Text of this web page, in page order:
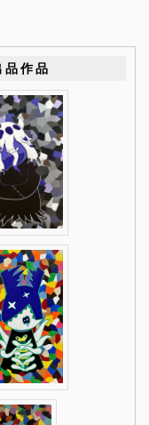
品作品